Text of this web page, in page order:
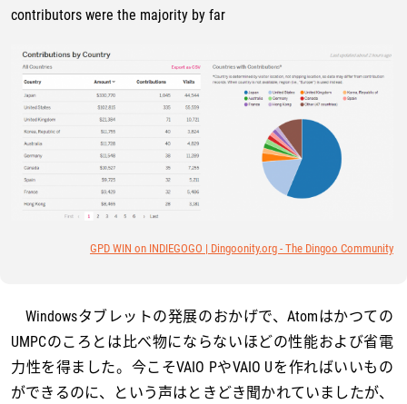
contributors were the majority by far
GPD WIN on INDIEGOGO | Dingoonity.org - The Dingoo Community
Windowsタブレットの発展のおかげで、Atomはかつての
UMPCのころとは比べ物にならないほどの性能および省電
力性を得ました。今こそVAIO PやVAIO Uを作ればいいもの
ができるのに、という声はときどき聞かれていましたが、